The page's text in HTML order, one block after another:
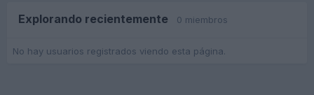
Explorando recientemente 0 miembros
No hay usuarios registrados viendo esta página.